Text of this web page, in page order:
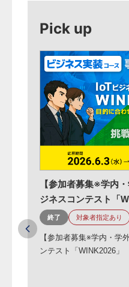
Pick up
【参加者募集※学内
ジネスコンテスト「
終了 対象者指定あり
【参加者募集※学内・学
ンテスト「WINK2026」